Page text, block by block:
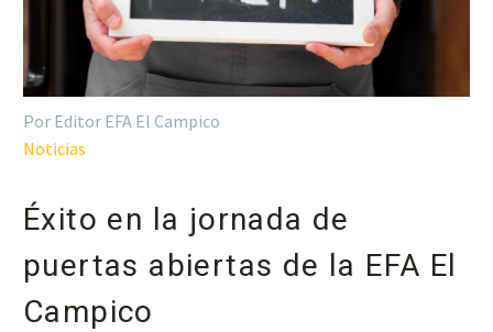
Por Editor EFA El Campico
Noticias
Éxito en la jornada de
puertas abiertas de la EFA El
Campico